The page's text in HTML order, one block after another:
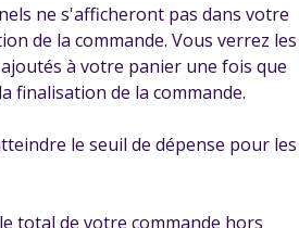
ne s'afficheront pas dans votre
de la commande. Vous verrez les
à votre panier une fois que
finalisation de la commande.
le seuil de dépense pour les
total de votre commande hors